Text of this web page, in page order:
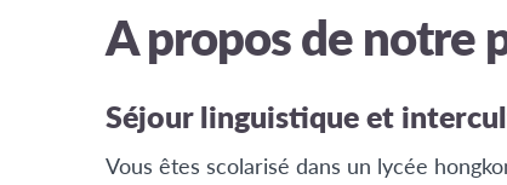
A propos de notre
Séjour linguistique et
Vous êtes scolarisé dans un lycée